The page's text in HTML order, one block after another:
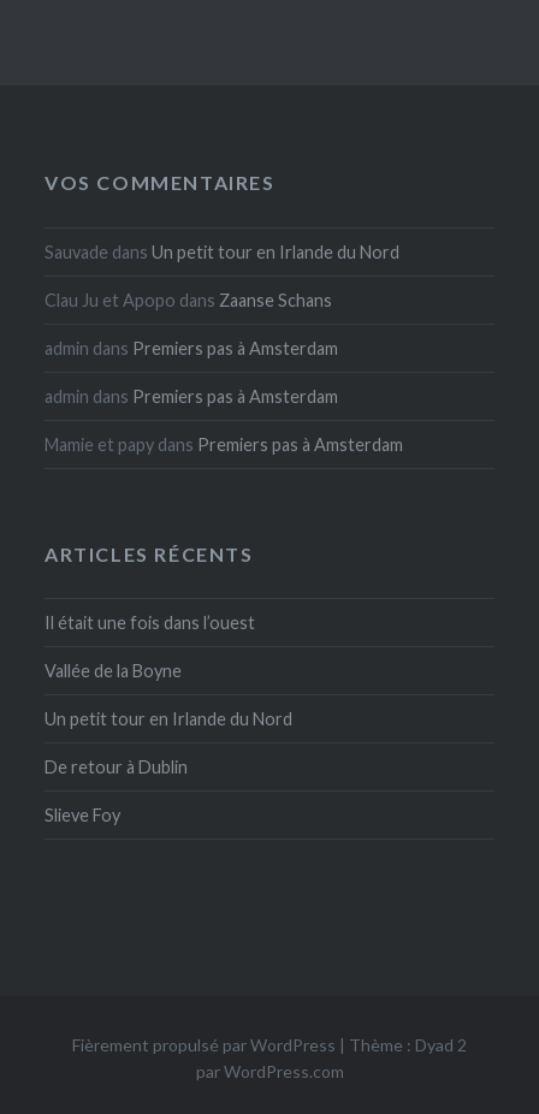
VOS COMMENTAIRES
Sauvade dansUn petit tour en Irlande du Nord
Clau Ju et Apopo dans Zaanse Schans
admin dans Premiers pas à Amsterdam
admin dans Premiers pas à Amsterdam
Mamie et papy dans Premiers pas à Amsterdam
ARTICLES RÉCENTS
Il était une fois dans l’ouest
Vallée de la Boyne
Un petit tour en Irlande du Nord
De retour à Dublin
Slieve Foy
Fièrement propulsé par WordPress | Thème : Dyad 2
parWordPress.com